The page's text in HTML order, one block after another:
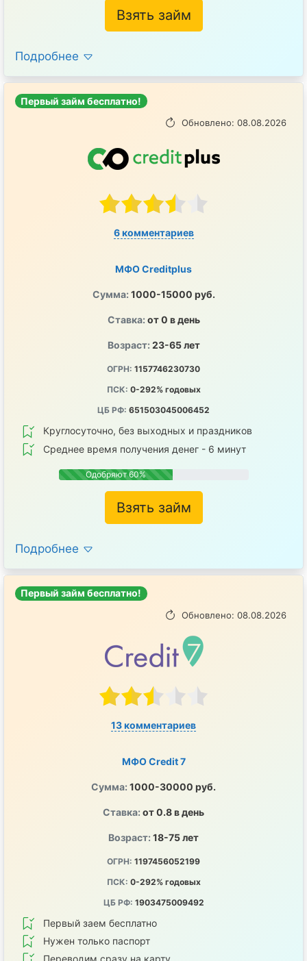
Взять займ
Подробнее
Первый займ бесплатно!
Обновлено: 08.08.2026
6 комментариев
МФО Creditplus
Сумма: 1000-15000 руб.
Ставка: от 0 в день
Возраст: 23-65 лет
ОГРН: 1157746230730
ПСК: 0-292% годовых
ЦБ РФ: 651503045006452
Круглосуточно, без выходных и праздников
Среднее время получения денег - 6 минут
Одобряют 60%
Взять займ
Подробнее
Первый займ бесплатно!
Обновлено: 08.08.2026
13 комментариев
МФО Credit 7
Сумма: 1000-30000 руб.
Ставка: от 0.8 в день
Возраст: 18-75 лет
ОГРН: 1197456052199
ПСК: 0-292% годовых
ЦБ РФ: 1903475009492
Первый заем бесплатно
Нужен только паспорт
Переводим сразу на карту